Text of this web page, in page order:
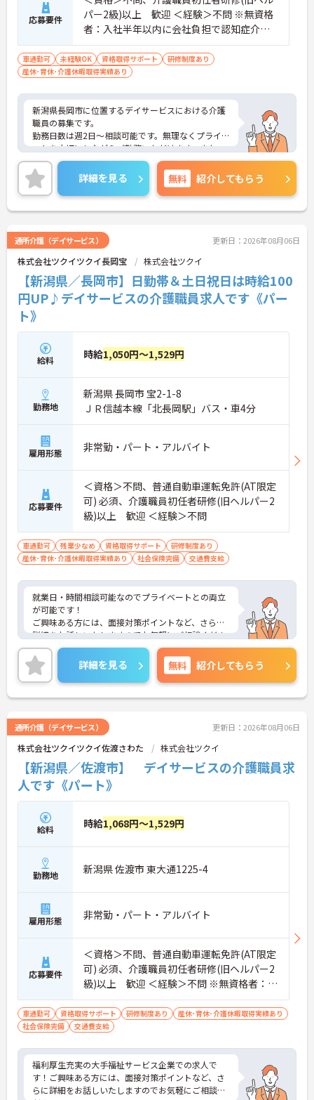
応募要件
パー2級)以上 歓迎 ＜経験＞不問 ※無資格
者：入社半年以内に会社負担で認知症介護
基礎研修受講
車通勤可 未経験OK 資格取得サポート
研修制度あり
産休･育休･介護休暇取得実績あり
新潟県長岡市に位置するデイサービスにおける介護
職員の募集です。
勤務日数は週2日～相談可能です。無理なくプライベ
ートを大切にしながらご勤務いただけます。また、
未経験の方も歓迎です。ご利用者に寄り添って介護
サービスの提供を行っていただける方を募集してい
ます。
ご興味のある方には、面接対策ポイントなど、さら
に詳細をご案内しますのでお気軽にご相談くださ
詳細を見る 無料 紹介してもらう
通所介護（デイサービス） 更新日：2026年08月06日
株式会社ツクイツクイ長岡宝 株式会社ツクイ
【新潟県／長岡市】日勤帯＆土日祝日は時給100
円UP♪デイサービスの介護職員求人です《パー
ト》
給料 時給1,050円～1,529円
勤務地
新潟県 長岡市 宝2-1-8
ＪＲ信越本線「北長岡駅」バス・車4分
雇用形態 非常勤・パート・アルバイト
応募要件
＜資格＞不問、普通自動車運転免許(AT限定
可) 必須、介護職員初任者研修(旧ヘルパー2
級)以上 歓迎 ＜経験＞不問
車通勤可 残業少なめ 資格取得サポート
研修制度あり
産休･育休･介護休暇取得実績あり
社会保険完備 交通費支給
就業日・時間相談可能なのでプライベートとの両立
が可能です！
ご興味ある方には、面接対策ポイントなど、さらに
詳細をお話しいたしますのでお気軽にご相談くださ
い！
詳細を見る 無料 紹介してもらう
通所介護（デイサービス） 更新日：2026年08月06日
株式会社ツクイツクイ佐渡さわた 株式会社ツクイ
【新潟県／佐渡市】 デイサービスの介護職員求
人です《パート》
給料 時給1,068円～1,529円
勤務地 新潟県 佐渡市 東大通1225-4
雇用形態 非常勤・パート・アルバイト
応募要件
＜資格＞不問、普通自動車運転免許(AT限定
可) 必須、介護職員初任者研修(旧ヘルパー2
級)以上 歓迎 ＜経験＞不問 ※無資格者：入
社半年以内に会社負担で認知症介護基礎研
修受講
車通勤可 資格取得サポート 研修制度あり
産休･育休･介護休暇取得実績あり
社会保険完備
交通費支給
福利厚生充実の大手福祉サービス企業での求人で
す！ご興味ある方には、面接対策ポイントなど、さ
らに詳細をお話しいたしますのでお気軽にご相談く